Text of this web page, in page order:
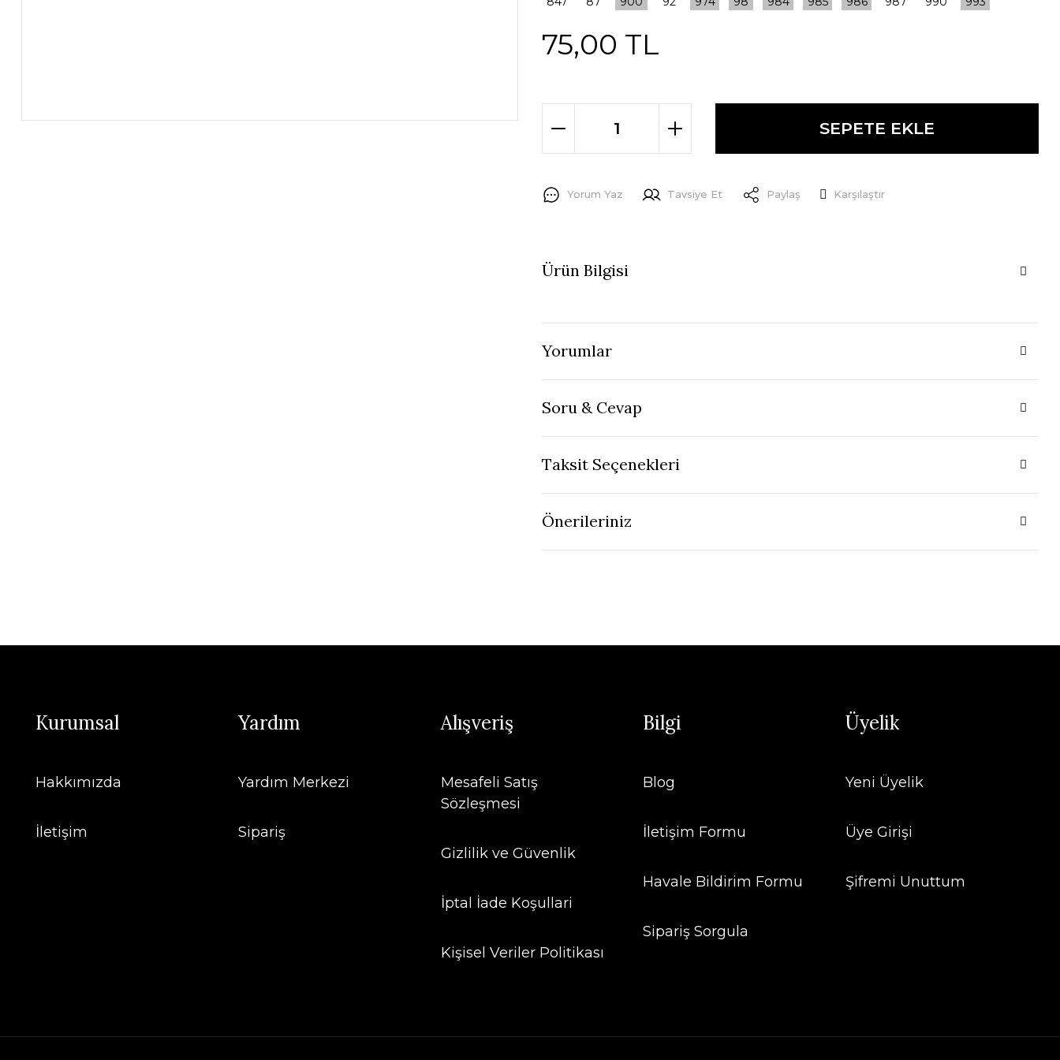
75,00 TL
SEPETE EKLE
Yorum Yaz Tavsiye Et Paylaş Karşılaştır
Ürün Bilgisi
Yorumlar
Soru & Cevap
Taksit Seçenekleri
Önerileriniz
Kurumsal
Hakkımızda
İletişim
Yardım
Yardım Merkezi
Sipariş
Alışveriş
Mesafeli Satış
Sözleşmesi
Gizlilik ve Güvenlik
İptal İade Koşullari
Kişisel Veriler Politikası
Bilgi
Blog
İletişim Formu
Havale Bildirim Formu
Sipariş Sorgula
Üyelik
Yeni Üyelik
Üye Girişi
Şifremi Unuttum